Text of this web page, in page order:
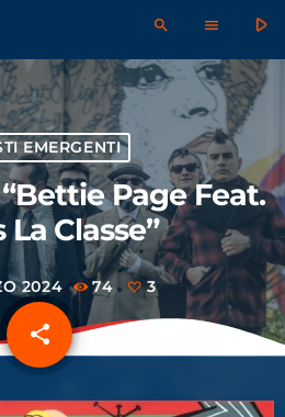
search menu play_arrow
EMERGENTI
Page Feat.
Classe”
2024 74 3
share
email